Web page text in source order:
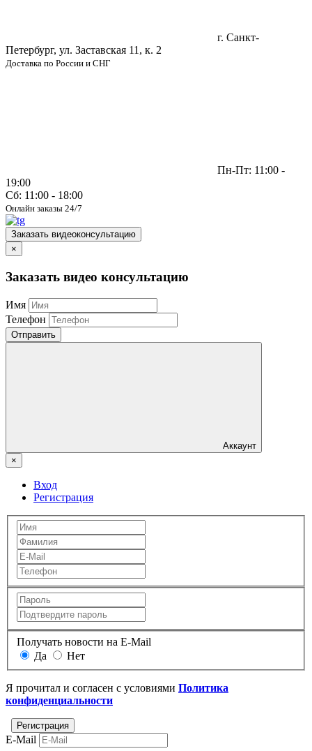
г. Санкт-
Петербург, ул. Заставская 11, к. 2
Доставка по России и СНГ
Пн-Пт: 11:00 -
19:00
Сб: 11:00 - 18:00
Онлайн заказы 24/7
Заказать видеоконсультацию
×
Заказать видео консультацию
Имя
Телефон
Отправить
Аккаунт
×
Вход
Регистрация
Получать новости на E-Mail
Да
Нет
Я прочитал и согласен с условиями Политика
конфиденциальности
E-Mail